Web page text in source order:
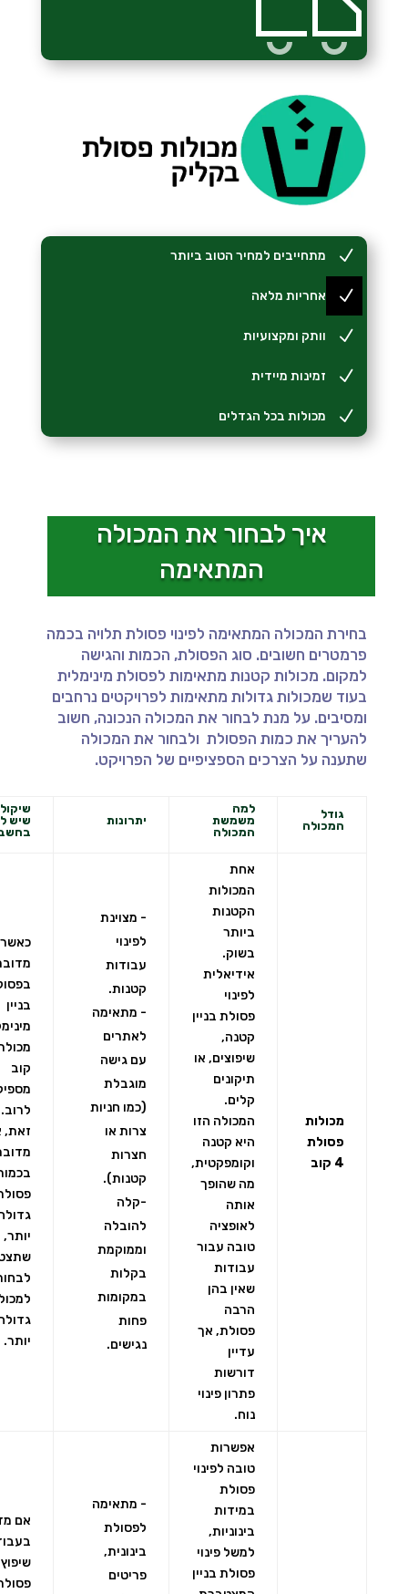
N מתחייבים למחיר הטוב ביותר
N אחריות מלאה
N וותק ומקצועיות
N זמינות מיידית
N מכולות בכל הגדלים
איך לבחור את המכולה
המתאימה
בחירת המכולה המתאימה לפינוי פסולת תלויה בכמה
פרמטרים חשובים. סוג הפסולת, הכמות והגישה
למקום. מכולות קטנות מתאימות לפסולת מינימלית
בעוד שמכולות גדולות מתאימות לפרויקטים נרחבים
ומסיבים. על מנת לבחור את המכולה הנכונה, חשוב
להעריך את כמות הפסולת ולבחור את המכולה
שתענה על הצרכים הספציפיים של הפרויקט.
גודל
המכולה
למה
משמשת
המכולה
יתרונות
שיש
מכולות
פסולת
4 קוב
אחת
המכולות
הקטנות
ביותר
בשוק.
אידיאלית
לפינוי
פסולת בניין
קטנה,
שיפוצים, או
תיקונים
קלים.
המכולה הזו
היא קטנה
וקומפקטית,
מה שהופך
אותה
לאופציה
טובה עבור
עבודות
שאין בהן
הרבה
פסולת, אך
עדיין
דורשות
פתרון פינוי
נוח.
- מצוינת
לפינוי
עבודות
קטנות.
- מתאימה
לאתרים
עם גישה
מוגבלת
(כמו חניות
צרות או
חצרות
קטנות).
-קלה
להובלה
וממוקמת
בקלות
במקומות
פחות
נגישים.
כאשר
בניין
קוב
זאת,
יותר,
יותר.
אפשרות
טובה לפינוי
פסולת
במידות
בינוניות,
למשל פינוי
פסולת בניין
- מתאימה
לפסולת
בינונית,
פריטים
אם